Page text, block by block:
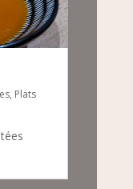
, Plats